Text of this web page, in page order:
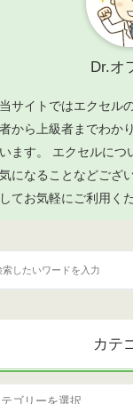
Dr.オ
当サイトではエクセル
者から上級者までわか
います。 エクセルにつ
気になることなどござ
してお気軽にご利用く
カテ